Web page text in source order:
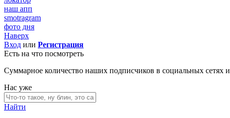
наш апп
smotragram
фото дня
Наверх
Вход или Регистрация
Есть на что посмотреть
Суммарное количество наших подписчиков в социальных сетях и
Нас уже
Найти